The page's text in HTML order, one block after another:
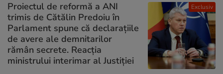
Exclusiv
Proiectul de reformă a ANI
trimis de Cătălin Predoiu în
Parlament spune că declarațiile
de avere ale demnitarilor
rămân secrete. Reacția
ministrului interimar al Justiției